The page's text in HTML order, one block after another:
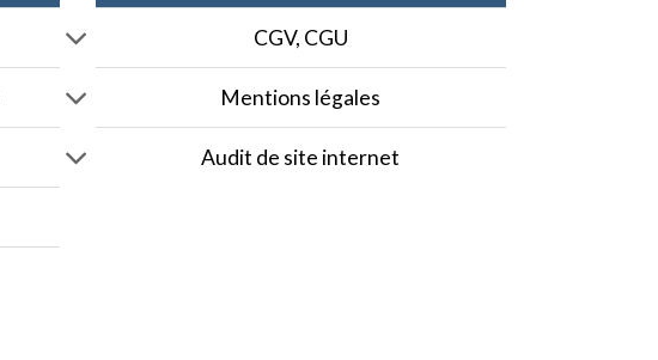
CGV, CGU
Mentions légales
Audit de site internet